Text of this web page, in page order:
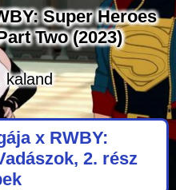
Super Heroes
Two(2023)
kaland
x RWBY:
2. rész